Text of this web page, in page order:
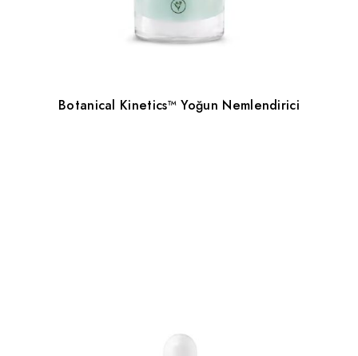
Botanical Kinetics™ Yoğun Nemlendirici